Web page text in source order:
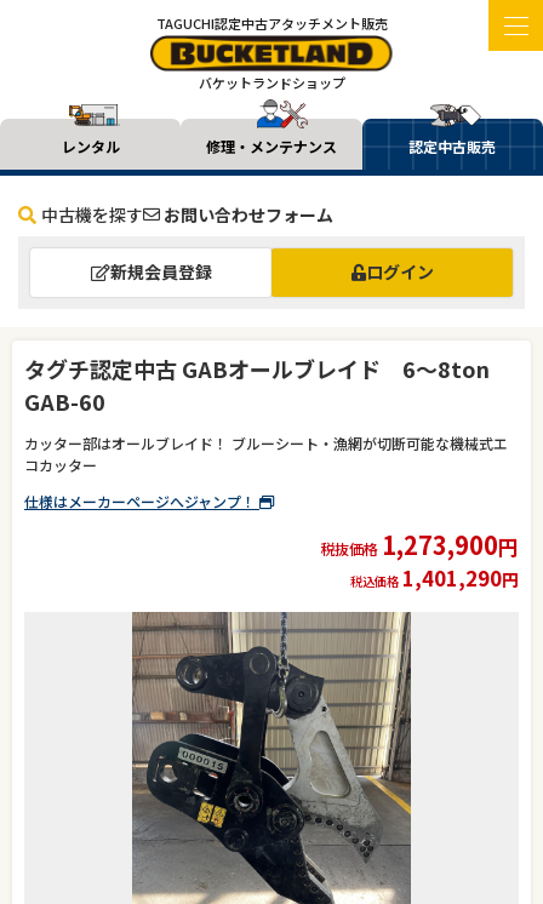
TAGUCHI認定中古アタッチメント販売
バケットランドショップ
レンタル 修理・メンテナンス 認定中古販売
中古機を探す お問い合わせフォーム
新規会員登録 ログイン
タグチ認定中古 GABオールブレイド 6～8ton
GAB-60
カッター部はオールブレイド！ ブルーシート・漁網が切断可能な機械式エ
コカッター
仕様はメーカーページへジャンプ！
税抜価格 1,273,900円
税込価格 1,401,290円